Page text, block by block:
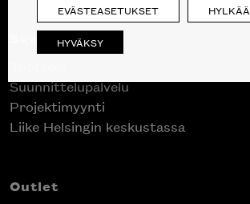
Skanno
Suunnittelupalvelu
Projektimyynti
Liike Helsingin keskustassa
Outlet
EVÄSTEASETUKSET HYLKÄÄ
HYVÄKSY